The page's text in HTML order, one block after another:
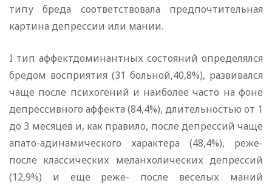
типу бреда соответствовала предпочтительная
картина депрессии или мании.
I тип аффектдоминантных состояний определялся
бредом восприятия (31 больной,40,8%), развивался
чаще после психогений и наиболее часто на фоне
депрессивного аффекта (84,4%), длительностью от 1
до 3 месяцев и, как правило, после депрессий чаще
апато-адинамического характера (48,4%), реже-
после классических меланхолических депрессий
(12,9%) и еще реже- после веселых маний